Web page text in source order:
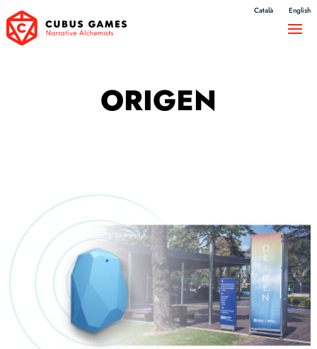
Català English
ORIGEN